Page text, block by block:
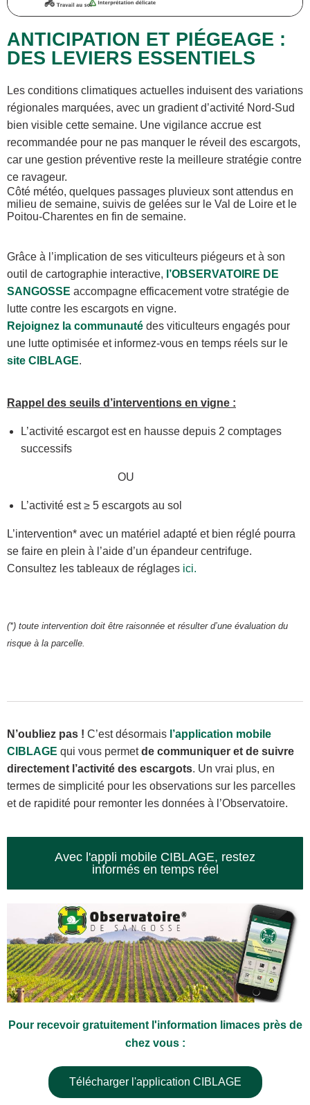
ANTICIPATION ET PIÉGEAGE :
DES LEVIERS ESSENTIELS
Les conditions climatiques actuelles induisent des variations
régionales marquées, avec un gradient d’activité Nord-Sud
bien visible cette semaine. Une vigilance accrue est
recommandée pour ne pas manquer le réveil des escargots,
car une gestion préventive reste la meilleure stratégie contre
ce ravageur.
Côté météo, quelques passages pluvieux sont attendus en
milieu de semaine, suivis de gelées sur le Val de Loire et le
Poitou-Charentes en fin de semaine.
Grâce à l’implication de ses viticulteurs piégeurs et à son
outil de cartographie interactive, l’OBSERVATOIRE DE
SANGOSSE accompagne efficacement votre stratégie de
lutte contre les escargots en vigne.
Rejoignez la communauté des viticulteurs engagés pour
une lutte optimisée et informez-vous en temps réels sur le
site CIBLAGE.
Rappel des seuils d’interventions en vigne :
L’activité escargot est en hausse depuis 2 comptages
successifs
OU
L’activité est ≥ 5 escargots au sol
L’intervention* avec un matériel adapté et bien réglé pourra
se faire en plein à l’aide d’un épandeur centrifuge.
Consultez les tableaux de réglages ici.
(*) toute intervention doit être raisonnée et résulter d’une évaluation du
risque à la parcelle.
N’oubliez pas ! C’est désormais l’application mobile
CIBLAGE qui vous permetde communiquer et de suivre
directement l’activité des escargots. Un vrai plus, en
termes de simplicité pour les observations sur les parcelles
et de rapidité pour remonter les données à l’Observatoire.
Avec l'appli mobile CIBLAGE, restez
informés en temps réel
Pour recevoir gratuitement l'information limaces près de
chez vous :
Télécharger l'application CIBLAGE